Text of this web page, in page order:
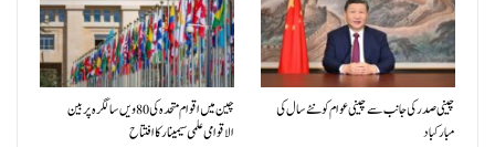
چینی صدر کی جانب سے چینی عوام کو نئے سال کی
مبارکباد
چین میں اقوام متحدہ کی 80ویں سالگرہ پر بین
الاقوامی علمی سیمینار کا افتتاح